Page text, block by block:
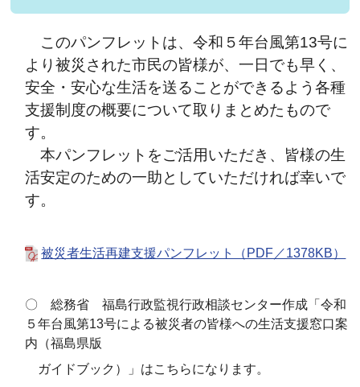
このパンフレットは、令和５年台風第13号に
より被災された市民の皆様が、一日でも早く、
安全・安心な生活を送ることができるよう各種
支援制度の概要について取りまとめたもので
す。
本パンフレットをご活用いただき、皆様の生
活安定のための一助としていただければ幸いで
す。
被災者生活再建支援パンフレット（PDF／1378KB）
〇 総務省 福島行政監視行政相談センター作成「令和
５年台風第13号による被災者の皆様への生活支援窓口案
内（福島県版
ガイドブック）」はこちらになります。